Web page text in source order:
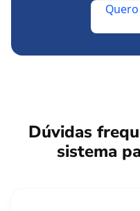
Dúvidas
sistema